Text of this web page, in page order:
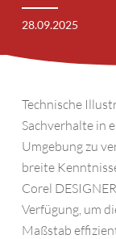
28.09.2025
Technische
Sachverhalte in
Umgebung zu
breite
Corel
Verfügung, um
Maßstab